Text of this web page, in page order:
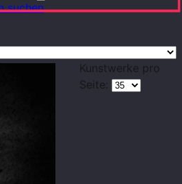
suchen
Kunstwerke pro
Seite: